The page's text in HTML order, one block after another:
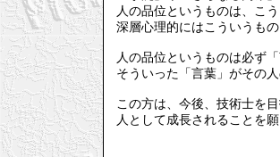
人の品位というものは、こ
深層心理的にはこういうも
人の品位というものは必ず
そういった「言葉」がその
この方は、今後、技術士を
人として成長されることを願